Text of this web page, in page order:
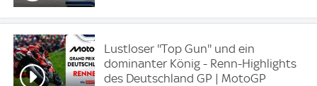
Lustloser ''Top Gun'' und ein
dominanter König - Renn-Highlights
des Deutschland GP | MotoGP